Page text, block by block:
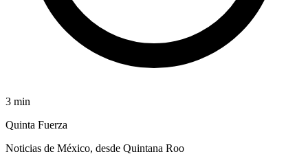
3 min
Quinta Fuerza
Noticias de México, desde Quintana Roo